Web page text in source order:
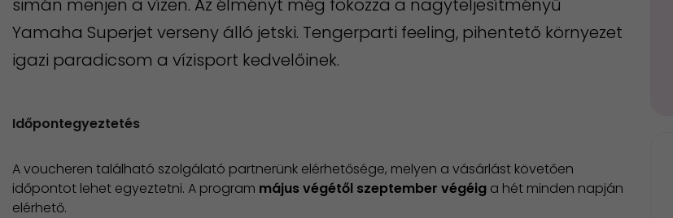
simán menjen a vízen. Az élményt még fokozza a nagyteljesítményű
Yamaha Superjet verseny álló jetski. Tengerparti feeling, pihentető környezet
igazi paradicsom a vízisport kedvelőinek.
Időpontegyeztetés
A voucheren található szolgálató partnerünk elérhetősége, melyen a vásárlást követően
időpontot lehet egyeztetni. A program május végétől szeptember végéig a hét minden napján
elérhető.